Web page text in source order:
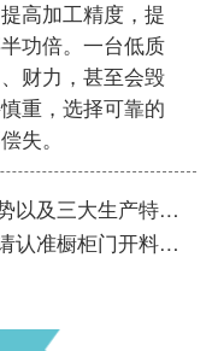
高加工精度，提
功倍。一台低质
财力，甚至会毁
重，选择可靠的
失。
及三大生产特点！
准橱柜门开料机！